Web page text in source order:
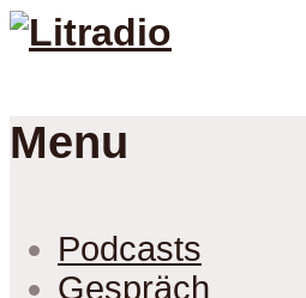
Menu
Podcasts
Gespräch